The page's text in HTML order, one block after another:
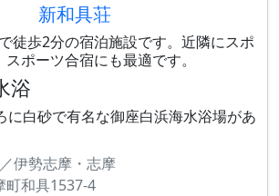
新和具荘
徒歩2分の宿泊施設です。近隣にスポ
ポーツ合宿にも最適です。
浴
に白砂で有名な御座白浜海水浴場があ
伊勢志摩・志摩
町和具1537-4